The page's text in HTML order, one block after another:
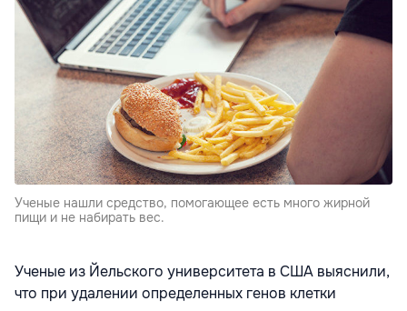
Ученые нашли средство, помогающее есть много жирной
пищи и не набирать вес.
Ученые из Йельского университета в США выяснили,
что при удалении определенных генов клетки